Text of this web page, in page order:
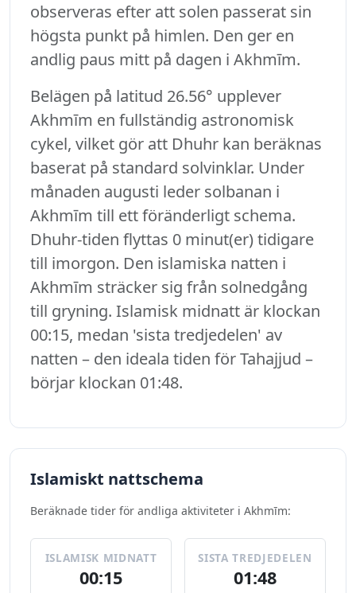
observeras efter att solen passerat sin
högsta punkt på himlen. Den ger en
andlig paus mitt på dagen i Akhmīm.
Belägen på latitud 26.56° upplever
Akhmīm en fullständig astronomisk
cykel, vilket gör att Dhuhr kan beräknas
baserat på standard solvinklar. Under
månaden augusti leder solbanan i
Akhmīm till ett föränderligt schema.
Dhuhr-tiden flyttas 0 minut(er) tidigare
till imorgon. Den islamiska natten i
Akhmīm sträcker sig från solnedgång
till gryning. Islamisk midnatt är klockan
00:15, medan 'sista tredjedelen' av
natten – den ideala tiden för Tahajjud –
börjar klockan 01:48.
Islamiskt nattschema
Beräknade tider för andliga aktiviteter i Akhmīm:
ISLAMISK MIDNATT
00:15
SISTA TREDJEDELEN
01:48